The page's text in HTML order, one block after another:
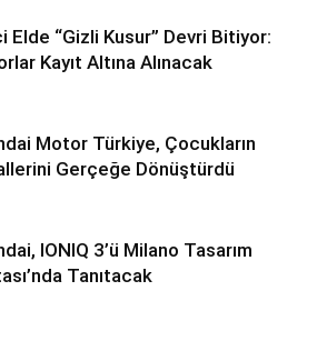
Elde “Gizli Kusur” Devri Bitiyor:
Kayıt Altına Alınacak
Motor Türkiye, Çocukların
Gerçeğe Dönüştürdü
IONIQ 3’ü Milano Tasarım
Tanıtacak